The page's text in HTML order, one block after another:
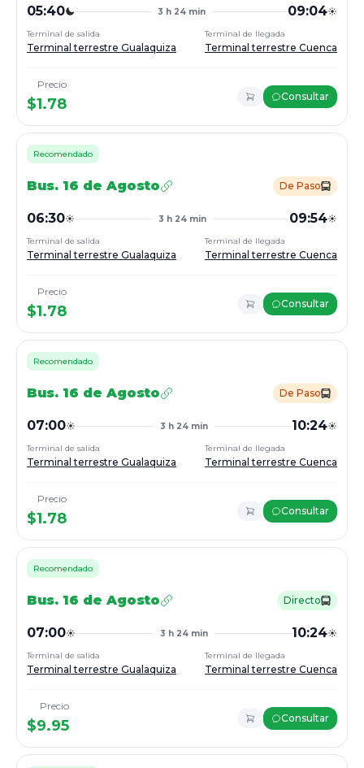
05:40 3 h 24 min 09:04
Terminal de salida
Terminal terrestre Gualaquiza
Terminal de llegada
Terminal terrestre Cuenca
Precio
$1.78 Consultar
Recomendado
Bus. 16 de Agosto De Paso
06:30 3 h 24 min 09:54
Terminal de salida
Terminal terrestre Gualaquiza
Terminal de llegada
Terminal terrestre Cuenca
Precio
$1.78 Consultar
Recomendado
Bus. 16 de Agosto De Paso
07:00 3 h 24 min 10:24
Terminal de salida
Terminal terrestre Gualaquiza
Terminal de llegada
Terminal terrestre Cuenca
Precio
$1.78 Consultar
Recomendado
Bus. 16 de Agosto Directo
07:00 3 h 24 min 10:24
Terminal de salida
Terminal terrestre Gualaquiza
Terminal de llegada
Terminal terrestre Cuenca
Precio
$9.95 Consultar